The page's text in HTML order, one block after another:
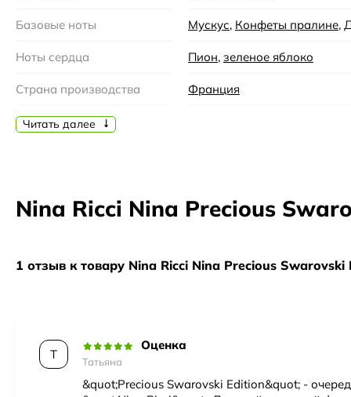
Нина Ричи - известный французский бренд, основанный
истинными символами женственности. Бренд Nina Ricci
Базовые ноты Мускус, Конфеты пралине,
Ноты сердца Пион, зеленое яблоко
Страна производства Франция
Бренд
Время суток День, Вечер
Читать далее
Nina Ricci Nina Precious
1 отзыв к товару Nina Ricci Nina Precious Swarovski
Т
Оценка
Татьяна
&quot;Precious Swarovski Edition&quot; -